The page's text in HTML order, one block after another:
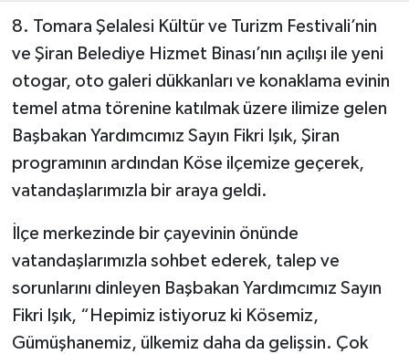
8. Tomara Şelalesi Kültür ve Turizm Festivali’nin
ve Şiran Belediye Hizmet Binası’nın açılışı ile yeni
otogar, oto galeri dükkanları ve konaklama evinin
temel atma törenine katılmak üzere ilimize gelen
Başbakan Yardımcımız Sayın Fikri Işık, Şiran
programının ardından Köse ilçemize geçerek,
vatandaşlarımızla bir araya geldi.
İlçe merkezinde bir çayevinin önünde
vatandaşlarımızla sohbet ederek, talep ve
sorunlarını dinleyen Başbakan Yardımcımız Sayın
Fikri Işık, “Hepimiz istiyoruz ki Kösemiz,
Gümüşhanemiz, ülkemiz daha da gelişsin. Çok